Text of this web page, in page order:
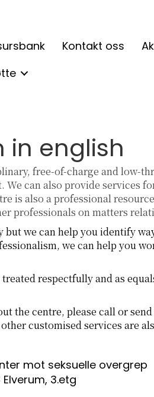
Kontakt oss
in english
free-of-charge and low-
We can also provide services
is also a professional
professionals on matters
but we can help you identify
we can help you
respectfully and as
the centre, please call or
customised services are
mot seksuelle overgrep
3.etg